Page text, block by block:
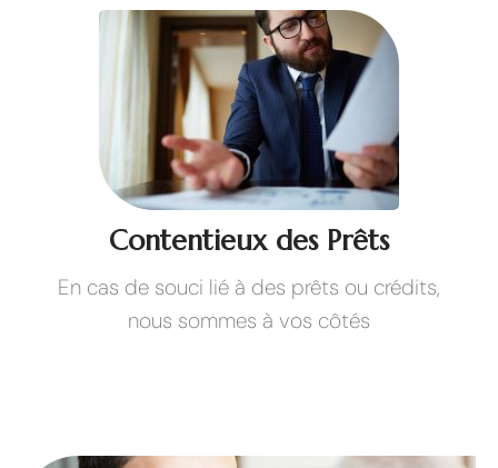
Contentieux des Prêts
En cas de souci lié à des prêts ou crédits,
nous sommes à vos côtés